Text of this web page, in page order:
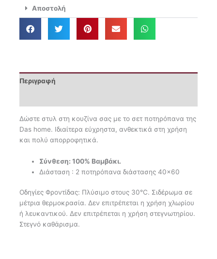
40x60
Αποστολή
Περιγραφή
Δώστε στυλ στη κουζίνα σας με το σετ ποτηρόπανα της
Das home. Ιδιαίτερα εύχρηστα, ανθεκτικά στη χρήση
και πολύ απορροφητικά.
Σύνθεση: 100% Βαμβάκι.
Διάσταση : 2 ποτηρόπανα διάστασης 40×60
Οδηγίες Φροντίδας: Πλύσιμο στους 30°C. Σιδέρωμα σε
μέτρια θερμοκρασία. Δεν επιτρέπεται η χρήση χλωρίου
ή λευκαντικού. Δεν επιτρέπεται η χρήση στεγνωτηρίου.
Στεγνό καθάρισμα.